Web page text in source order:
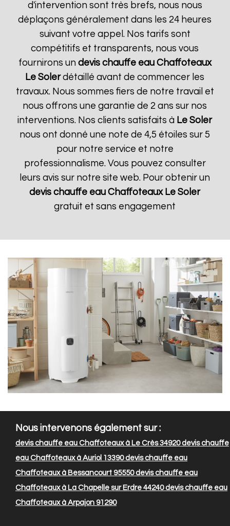
d'intervention sont très brefs, nous nous
déplaçons généralement dans les 24 heures
suivant votre appel. Nos tarifs sont
compétitifs et transparents, nous vous
fournirons un devis chauffe eau Chaffoteaux
Le Solerdétaillé avant de commencer les
travaux. Nous sommes fiers de notre travail et
nous offrons une garantie de 2 ans sur nos
interventions. Nos clients satisfaits à Le Soler
nous ont donné une note de 4,5 étoiles sur 5
pour notre service et notre
professionnalisme. Vous pouvez consulter
leurs avis sur notre site web. Pour obtenir un
devis chauffe eau Chaffoteaux Le Soler
gratuit et sans engagement
Nous intervenons également sur :
devis chauffe eau Chaffoteaux à Le Crès 34920devis chauffe
eau Chaffoteaux à Auriol 13390devis chauffe eau
Chaffoteaux à Bessancourt 95550devis chauffe eau
Chaffoteaux à La Chapelle sur Erdre 44240devis chauffe eau
Chaffoteaux à Arpajon 91290